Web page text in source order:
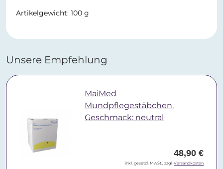
Artikelgewicht: 100 g
Unsere Empfehlung
MaiMed
Mundpflegestäbchen,
Geschmack: neutral
48,90 €
inkl. gesetzl. MwSt., zzgl.Versandkosten